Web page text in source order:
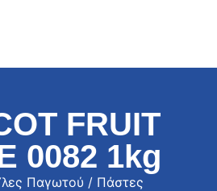
FRUIT
0082 1kg
Παγωτού / Πάστες